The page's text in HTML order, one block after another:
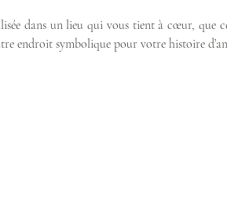
dans un lieu qui vous tient à cœur, que
endroit symbolique pour votre histoire